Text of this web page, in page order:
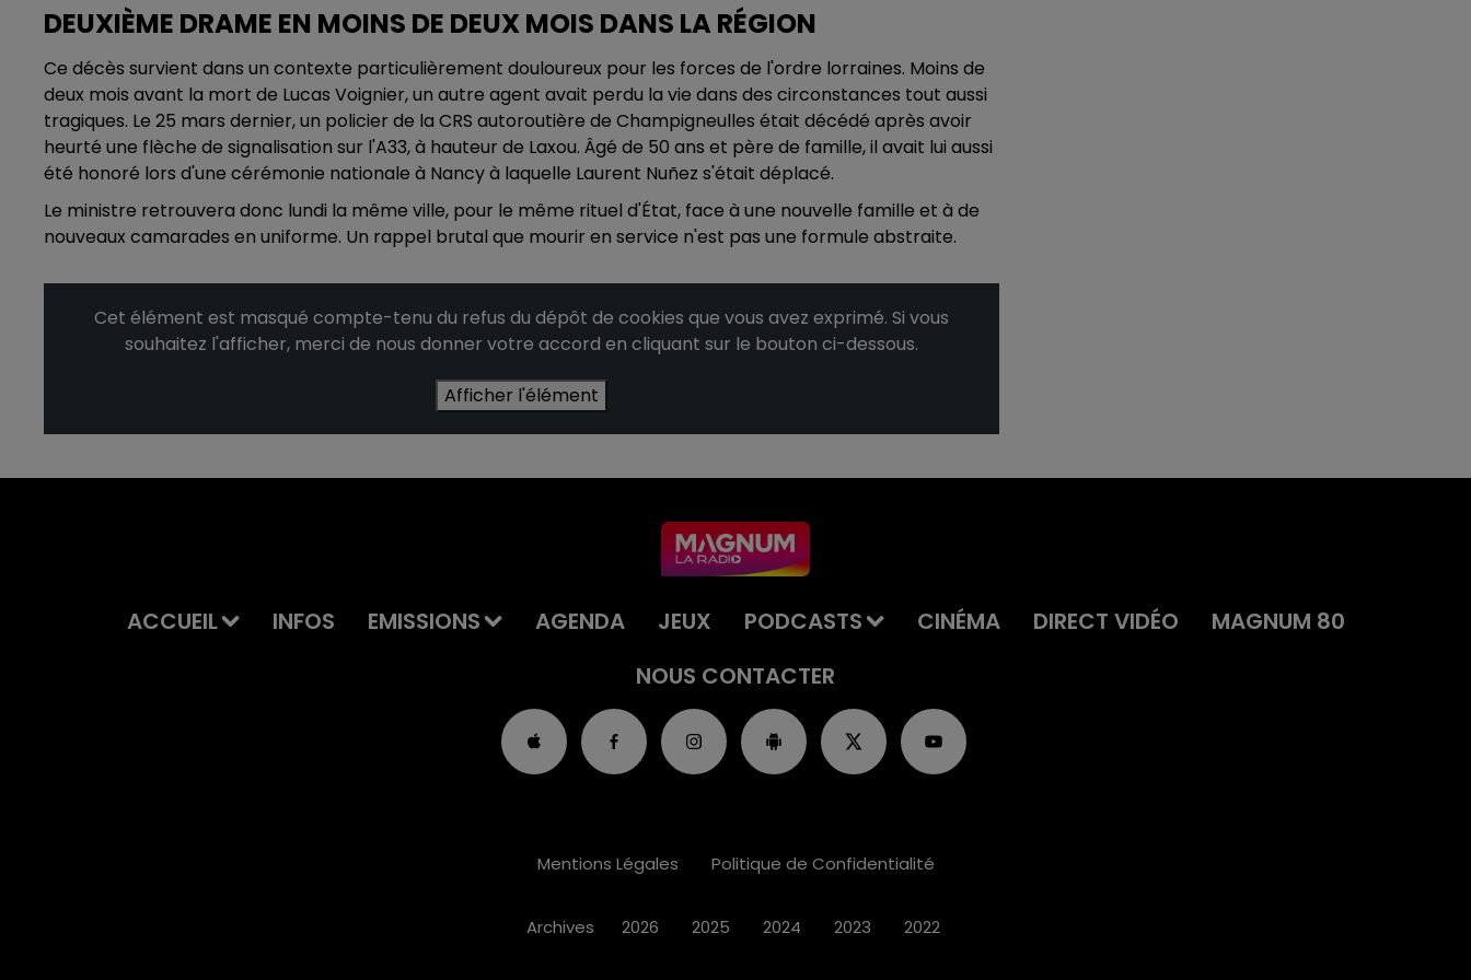
DEUXIÈME DRAME EN MOINS DE DEUX MOIS DANS LA RÉGION
Ce décès survient dans un contexte particulièrement douloureux pour les forces de l'ordre lorraines. Moins de
deux mois avant la mort de Lucas Voignier, un autre agent avait perdu la vie dans des circonstances tout aussi
tragiques. Le 25 mars dernier, un policier de la CRS autoroutière de Champigneulles était décédé après avoir
heurté une flèche de signalisation sur l'A33, à hauteur de Laxou. Âgé de 50 ans et père de famille, il avait lui aussi
été honoré lors d'une cérémonie nationale à Nancy à laquelle Laurent Nuñez s'était déplacé.
Le ministre retrouvera donc lundi la même ville, pour le même rituel d'État, face à une nouvelle famille et à de
nouveaux camarades en uniforme. Un rappel brutal que mourir en service n'est pas une formule abstraite.
Cet élément est masqué compte-tenu du refus du dépôt de cookies que vous avez exprimé. Si vous
souhaitez l'afficher, merci de nous donner votre accord en cliquant sur le bouton ci-dessous.
Afficher l'élément
ACCUEIL INFOS EMISSIONS AGENDA JEUX PODCASTS CINÉMA DIRECT VIDÉO
MAGNUM 80
NOUS CONTACTER
Mentions Légales Politique de Confidentialité
Archives 2026 2025 2024 2023 2022